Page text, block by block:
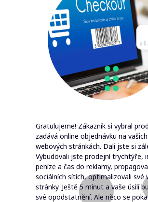
Gratulujeme! Zákazník si vybral
zadává online objednávku na vašich
webových stránkách. Dali jste si
Vybudovali jste prodejní trychtýře,
peníze a čas do reklamy,
sociálních sítích, optimalizovali své
stránky. Ještě 5 minut a vaše úsilí
své opodstatnění. Ale něco se